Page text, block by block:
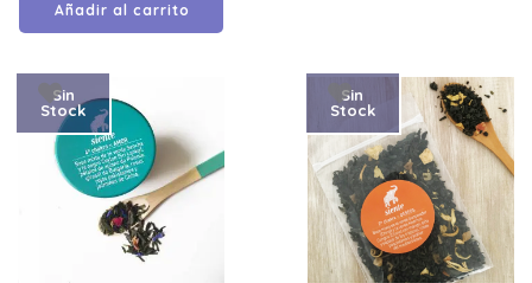
Añadir al carrito
Sin
Stock
Sin
Stock